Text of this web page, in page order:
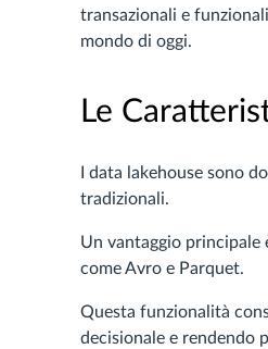
transazionali e
mondo di oggi.
Le
I data lakehouse sono
tradizionali.
Un vantaggio principale
come Avro e Parquet.
Questa funzionalità
decisionale e rendendo